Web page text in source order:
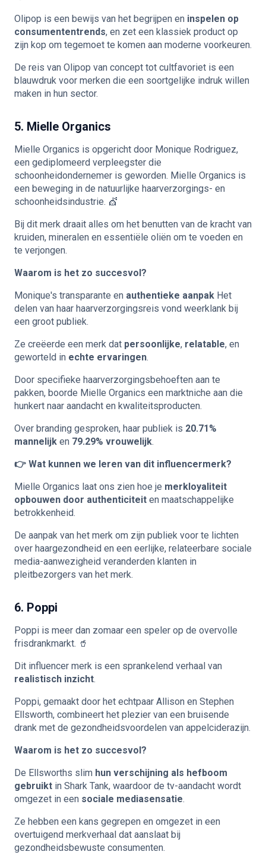
Olipop is een bewijs van het begrijpen en inspelen op
consumententrends, en zet een klassiek product op
zijn kop om tegemoet te komen aan moderne voorkeuren.
De reis van Olipop van concept tot cultfavoriet is een
blauwdruk voor merken die een soortgelijke indruk willen
maken in hun sector.
5. Mielle Organics
Mielle Organics is opgericht door Monique Rodriguez,
een gediplomeerd verpleegster die
schoonheidondernemer is geworden. Mielle Organics is
een beweging in de natuurlijke haarverzorgings- en
schoonheidsindustrie. 💇
Bij dit merk draait alles om het benutten van de kracht van
kruiden, mineralen en essentiële oliën om te voeden en
te verjongen.
Waarom is het zo succesvol?
Monique's transparante en authentieke aanpak Het
delen van haar haarverzorgingsreis vond weerklank bij
een groot publiek.
Ze creëerde een merk dat persoonlijke, relatable, en
geworteld in echte ervaringen.
Door specifieke haarverzorgingsbehoeften aan te
pakken, boorde Mielle Organics een marktniche aan die
hunkert naar aandacht en kwaliteitsproducten.
Over branding gesproken, haar publiek is 20.71%
mannelijk en 79.29% vrouwelijk.
👉 Wat kunnen we leren van dit influencermerk?
Mielle Organics laat ons zien hoe je merkloyaliteit
opbouwen door authenticiteit en maatschappelijke
betrokkenheid.
De aanpak van het merk om zijn publiek voor te lichten
over haargezondheid en een eerlijke, relateerbare sociale
media-aanwezigheid veranderden klanten in
pleitbezorgers van het merk.
6. Poppi
Poppi is meer dan zomaar een speler op de overvolle
frisdrankmarkt. 🥤
Dit influencer merk is een sprankelend verhaal van
realistisch inzicht.
Poppi, gemaakt door het echtpaar Allison en Stephen
Ellsworth, combineert het plezier van een bruisende
drank met de gezondheidsvoordelen van appelciderazijn.
Waarom is het zo succesvol?
De Ellsworths slim hun verschijning als hefboom
gebruikt in Shark Tank, waardoor de tv-aandacht wordt
omgezet in een sociale mediasensatie.
Ze hebben een kans gegrepen en omgezet in een
overtuigend merkverhaal dat aanslaat bij
gezondheidsbewuste consumenten.